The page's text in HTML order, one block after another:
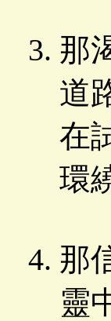
那
道
在
環
那
靈